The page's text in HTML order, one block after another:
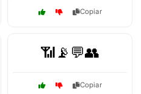
Copiar
📶📡💬👥
Copiar